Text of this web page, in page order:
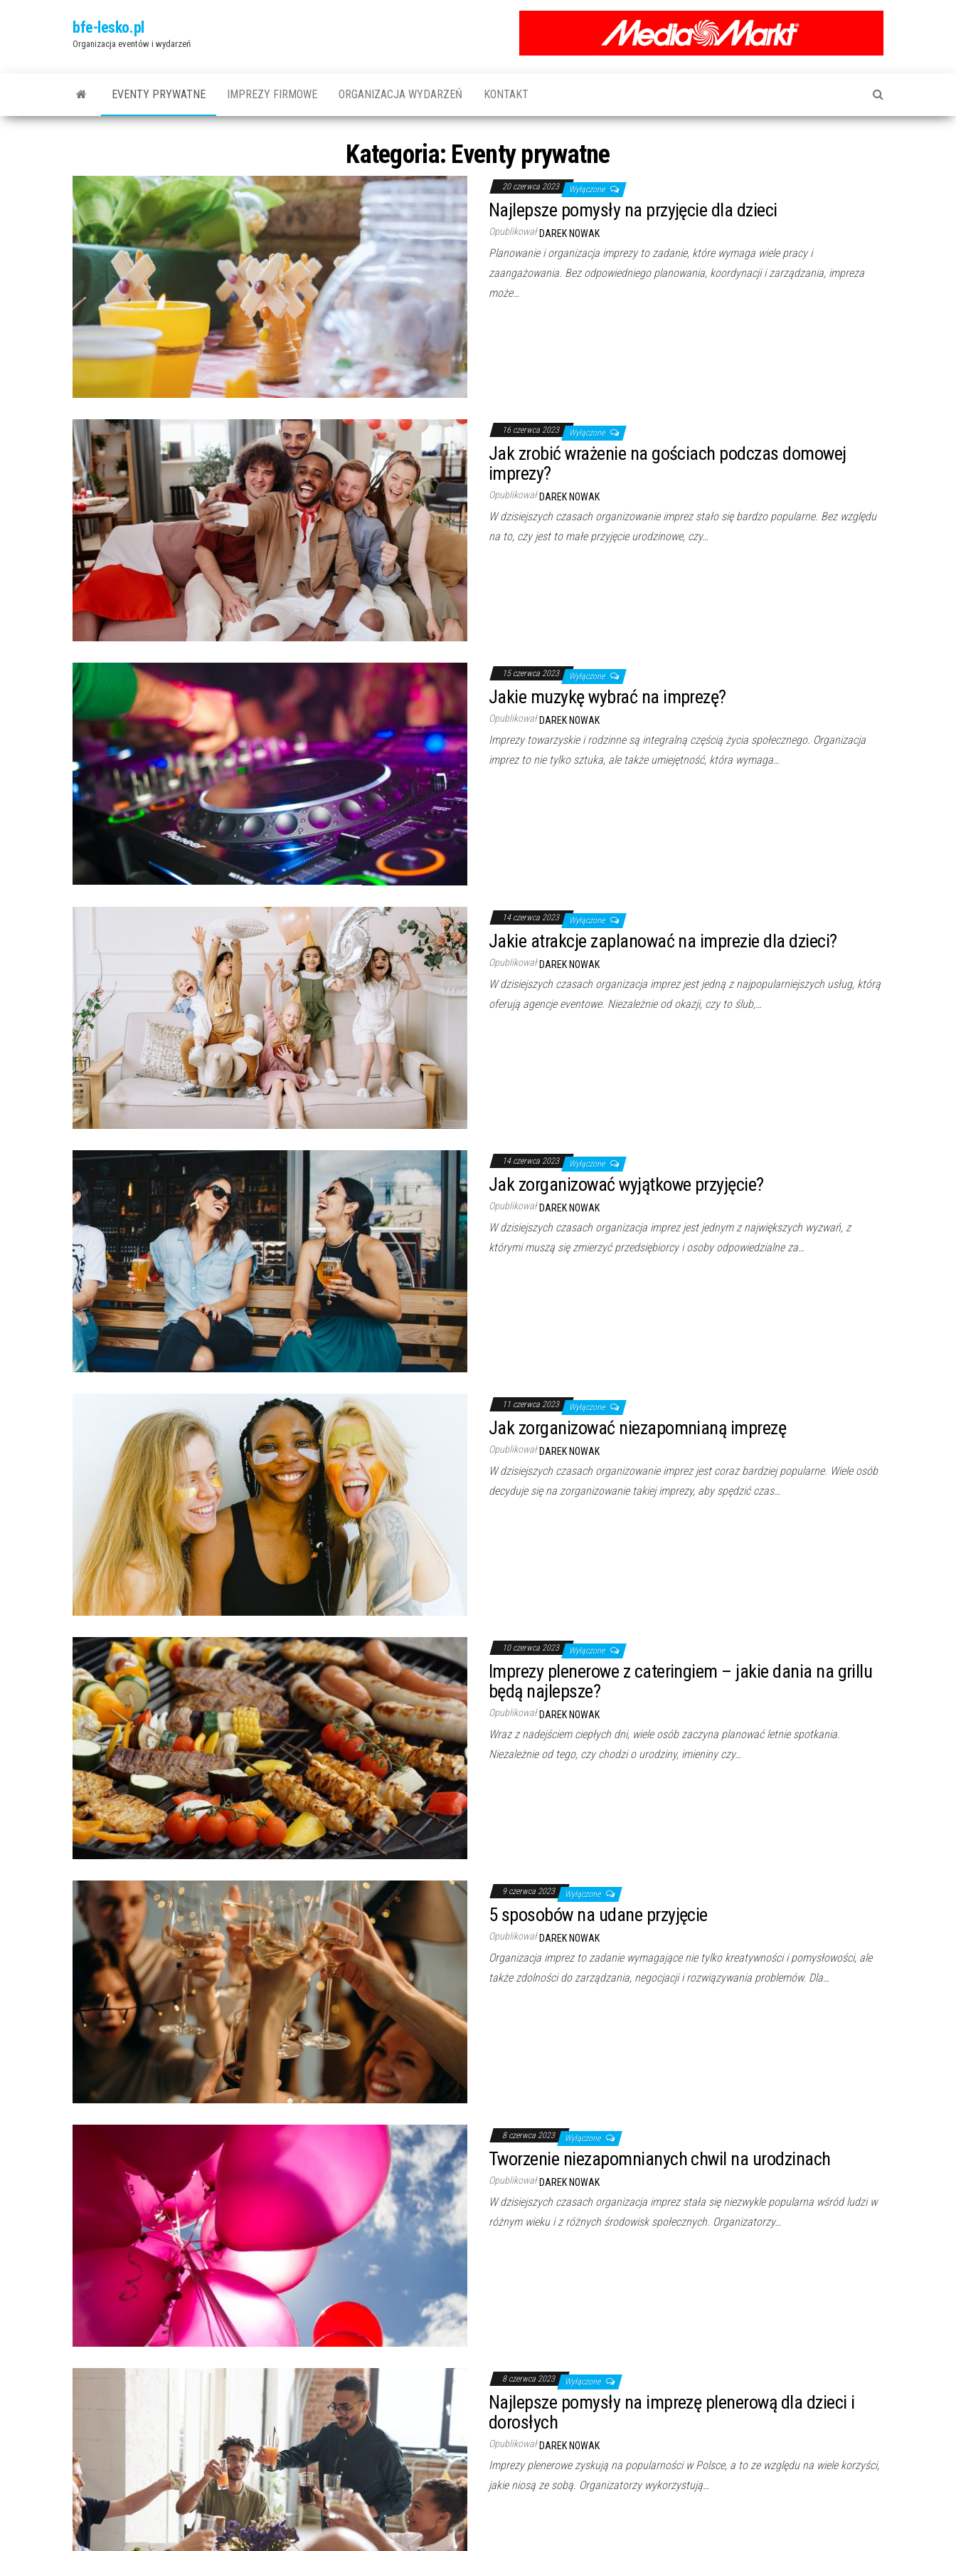
bfe-lesko.pl
Organizacja eventów i wydarzeń
EVENTY PRYWATNE IMPREZY FIRMOWE ORGANIZACJA WYDARZEŃ KONTAKT
Kategoria: Eventy prywatne
20 czerwca 2023 Wyłączone
Najlepsze pomysły na przyjęcie dla dzieci
Opublikował DAREK NOWAK
Planowanie i organizacja imprezy to zadanie, które wymaga wiele pracy i
zaangażowania. Bez odpowiedniego planowania, koordynacji i zarządzania, impreza
może…
16 czerwca 2023 Wyłączone
Jak zrobić wrażenie na gościach podczas domowej
imprezy?
Opublikował DAREK NOWAK
W dzisiejszych czasach organizowanie imprez stało się bardzo popularne. Bez względu
na to, czy jest to małe przyjęcie urodzinowe, czy…
15 czerwca 2023 Wyłączone
Jakie muzykę wybrać na imprezę?
Opublikował DAREK NOWAK
Imprezy towarzyskie i rodzinne są integralną częścią życia społecznego. Organizacja
imprez to nie tylko sztuka, ale także umiejętność, która wymaga…
14 czerwca 2023 Wyłączone
Jakie atrakcje zaplanować na imprezie dla dzieci?
Opublikował DAREK NOWAK
W dzisiejszych czasach organizacja imprez jest jedną z najpopularniejszych usług, którą
oferują agencje eventowe. Niezależnie od okazji, czy to ślub,…
14 czerwca 2023 Wyłączone
Jak zorganizować wyjątkowe przyjęcie?
Opublikował DAREK NOWAK
W dzisiejszych czasach organizacja imprez jest jednym z największych wyzwań, z
którymi muszą się zmierzyć przedsiębiorcy i osoby odpowiedzialne za…
11 czerwca 2023 Wyłączone
Jak zorganizować niezapomnianą imprezę
Opublikował DAREK NOWAK
W dzisiejszych czasach organizowanie imprez jest coraz bardziej popularne. Wiele osób
decyduje się na zorganizowanie takiej imprezy, aby spędzić czas…
10 czerwca 2023 Wyłączone
Imprezy plenerowe z cateringiem – jakie dania na grillu
będą najlepsze?
Opublikował DAREK NOWAK
Wraz z nadejściem ciepłych dni, wiele osób zaczyna planować letnie spotkania.
Niezależnie od tego, czy chodzi o urodziny, imieniny czy…
9 czerwca 2023 Wyłączone
5 sposobów na udane przyjęcie
Opublikował DAREK NOWAK
Organizacja imprez to zadanie wymagające nie tylko kreatywności i pomysłowości, ale
także zdolności do zarządzania, negocjacji i rozwiązywania problemów. Dla…
8 czerwca 2023 Wyłączone
Tworzenie niezapomnianych chwil na urodzinach
Opublikował DAREK NOWAK
W dzisiejszych czasach organizacja imprez stała się niezwykle popularna wśród ludzi w
różnym wieku i z różnych środowisk społecznych. Organizatorzy…
8 czerwca 2023 Wyłączone
Najlepsze pomysły na imprezę plenerową dla dzieci i
dorosłych
Opublikował DAREK NOWAK
Imprezy plenerowe zyskują na popularności w Polsce, a to ze względu na wiele korzyści,
jakie niosą ze sobą. Organizatorzy wykorzystują…